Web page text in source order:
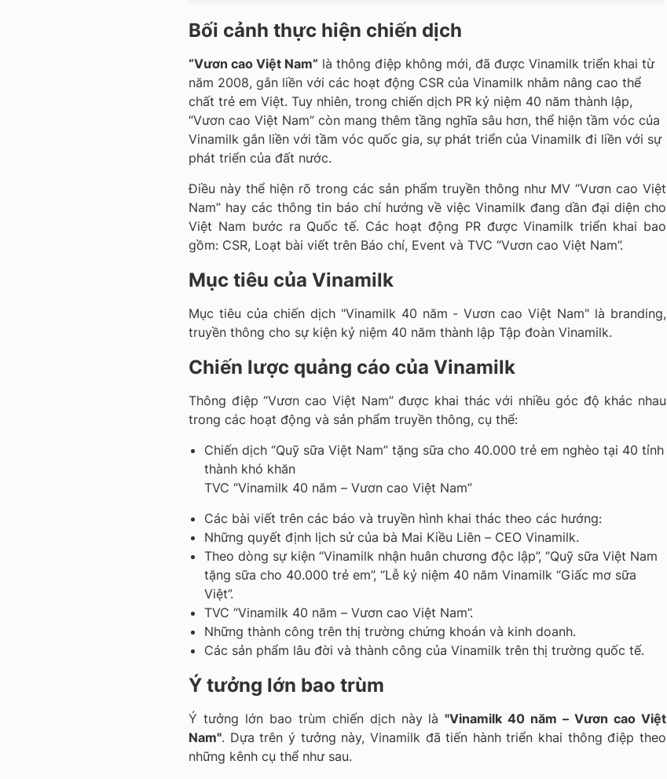
Bối cảnh thực hiện chiến dịch
“Vươn cao Việt Nam” là thông điệp không mới, đã được Vinamilk triển khai từ
năm 2008, gắn liền với các hoạt động CSR của Vinamilk nhằm nâng cao thể
chất trẻ em Việt. Tuy nhiên, trong chiến dịch PR kỷ niệm 40 năm thành lập,
“Vươn cao Việt Nam” còn mang thêm tầng nghĩa sâu hơn, thể hiện tầm vóc của
Vinamilk gắn liền với tầm vóc quốc gia, sự phát triển của Vinamilk đi liền với sự
phát triển của đất nước.
Điều này thể hiện rõ trong các sản phẩm truyền thông như MV “Vươn cao Việt
Nam” hay các thông tin báo chí hướng về việc Vinamilk đang dần đại diện cho
Việt Nam bước ra Quốc tế. Các hoạt động PR được Vinamilk triển khai bao
gồm: CSR, Loạt bài viết trên Báo chí, Event và TVC “Vươn cao Việt Nam”.
Mục tiêu của Vinamilk
Mục tiêu của chiến dịch "Vinamilk 40 năm - Vươn cao Việt Nam" là branding,
truyền thông cho sự kiện kỷ niệm 40 năm thành lập Tập đoàn Vinamilk.
Chiến lược quảng cáo của Vinamilk
Thông điệp “Vươn cao Việt Nam” được khai thác với nhiều góc độ khác nhau
trong các hoạt động và sản phẩm truyền thông, cụ thể:
Chiến dịch “Quỹ sữa Việt Nam” tặng sữa cho 40.000 trẻ em nghèo tại 40 tỉnh
thành khó khăn
TVC “Vinamilk 40 năm – Vươn cao Việt Nam”
Các bài viết trên các báo và truyền hình khai thác theo các hướng:
Những quyết định lịch sử của bà Mai Kiều Liên – CEO Vinamilk.
Theo dòng sự kiện “Vinamilk nhận huân chương độc lập”, “Quỹ sữa Việt Nam
tặng sữa cho 40.000 trẻ em”, “Lễ kỷ niệm 40 năm Vinamilk “Giấc mơ sữa
Việt”.
TVC “Vinamilk 40 năm – Vươn cao Việt Nam”.
Những thành công trên thị trường chứng khoán và kinh doanh.
Các sản phẩm lâu đời và thành công của Vinamilk trên thị trường quốc tế.
Ý tưởng lớn bao trùm
Ý tưởng lớn bao trùm chiến dịch này là"Vinamilk 40 năm – Vươn cao Việt
Nam". Dựa trên ý tưởng này, Vinamilk đã tiến hành triển khai thông điệp theo
những kênh cụ thể như sau.